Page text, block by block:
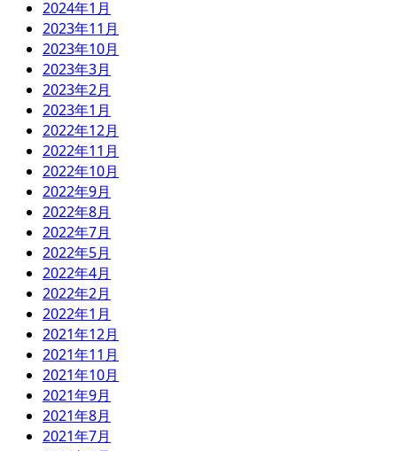
2024年1月
2023年11月
2023年10月
2023年3月
2023年2月
2023年1月
2022年12月
2022年11月
2022年10月
2022年9月
2022年8月
2022年7月
2022年5月
2022年4月
2022年2月
2022年1月
2021年12月
2021年11月
2021年10月
2021年9月
2021年8月
2021年7月